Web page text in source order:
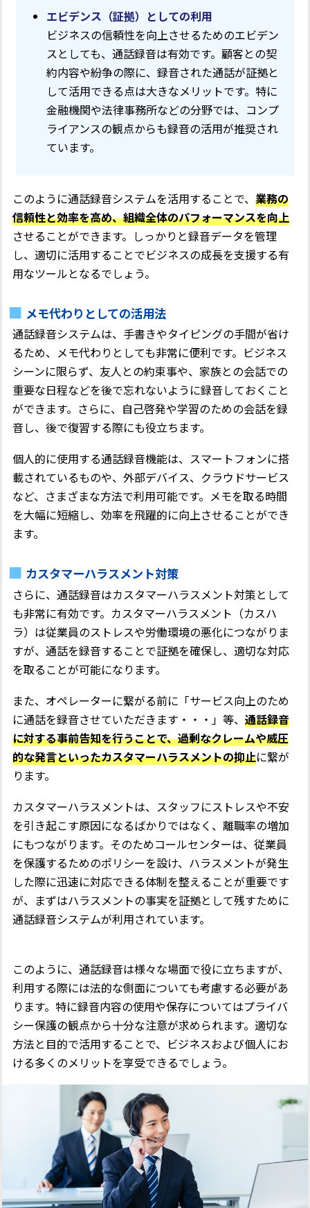
エビデンス（証拠）としての利用
ビジネスの信頼性を向上させるためのエビデン
スとしても、通話録音は有効です。顧客との契
約内容や紛争の際に、録音された通話が証拠と
して活用できる点は大きなメリットです。特に
金融機関や法律事務所などの分野では、コンプ
ライアンスの観点からも録音の活用が推奨され
ています。
このように通話録音システムを活用することで、 業務の
信頼性と効率を高め、組織全体のパフォーマンスを向上
させることができます。しっかりと録音データを管理
し、適切に活用することでビジネスの成長を支援する有
用なツールとなるでしょう。
メモ代わりとしての活用法
通話録音システムは、手書きやタイピングの手間が省け
るため、メモ代わりとしても非常に便利です。ビジネス
シーンに限らず、友人との約束事や、家族との会話での
重要な日程などを後で忘れないように録音しておくこと
ができます。さらに、自己啓発や学習のための会話を録
音し、後で復習する際にも役立ちます。
個人的に使用する通話録音機能は、スマートフォンに搭
載されているものや、外部デバイス、クラウドサービス
など、さまざまな方法で利用可能です。メモを取る時間
を大幅に短縮し、効率を飛躍的に向上させることができ
ます。
カスタマーハラスメント対策
さらに、通話録音はカスタマーハラスメント対策として
も非常に有効です。カスタマーハラスメント（カスハ
ラ）は従業員のストレスや労働環境の悪化につながりま
すが、通話を録音することで証拠を確保し、適切な対応
を取ることが可能になります。
また、オペレーターに繋がる前に「サービス向上のため
に通話を録音させていただきます・・・」等、 通話録音
に対する事前告知を行うことで、過剰なクレームや威圧
的な発言といったカスタマーハラスメントの抑止に繋が
ります。
カスタマーハラスメントは、スタッフにストレスや不安
を引き起こす原因になるばかりではなく、離職率の増加
にもつながります。そのためコールセンターは、従業員
を保護するためのポリシーを設け、ハラスメントが発生
した際に迅速に対応できる体制を整えることが重要です
が、まずはハラスメントの事実を証拠として残すために
通話録音システムが利用されています。
このように、通話録音は様々な場面で役に立ちますが、
利用する際には法的な側面についても考慮する必要があ
ります。特に録音内容の使用や保存についてはプライバ
シー保護の観点から十分な注意が求められます。適切な
方法と目的で活用することで、ビジネスおよび個人にお
ける多くのメリットを享受できるでしょう。